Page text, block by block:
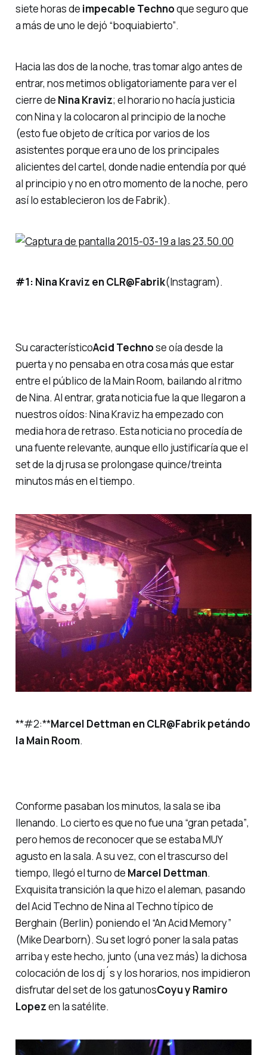
siete horas de impecable Technoque seguro que
a más de uno le dejó “boquiabierto”.
Hacia las dos de la noche, tras tomar algo antes de
entrar, nos metimos obligatoriamente para ver el
cierre de Nina Kraviz; el horario no hacía justicia
con Nina y la colocaron al principio de la noche
(esto fue objeto de crítica por varios de los
asistentes porque era uno de los principales
alicientes del cartel, donde nadie entendía por qué
al principio y no en otro momento de la noche, pero
así lo establecieron los de Fabrik).
#1: Nina Kraviz en CLR@Fabrik(Instagram).
Su característicoAcid Technose oía desde la
puerta y no pensaba en otra cosa más que estar
entre el público de laMain Room, bailando al ritmo
de Nina. Al entrar, grata noticia fue la que llegaron a
nuestros oídos: Nina Kraviz ha empezado con
media hora de retraso. Esta noticia no procedía de
una fuente relevante, aunque ello justificaría que el
set de la dj rusa se prolongase quince/treinta
minutos más en el tiempo.
**#2:**Marcel Dettman en CLR@Fabrik petándo
la Main Room.
Conforme pasaban los minutos, la sala se iba
llenando. Lo cierto es que no fue una “gran petada”,
pero hemos de reconocer que se estaba MUY
agusto en la sala. A su vez, con el trascurso del
tiempo, llegó el turno de Marcel Dettman.
Exquisita transición la que hizo el aleman, pasando
del Acid Techno de Nina al Techno típico de
Berghain (Berlin) poniendo el “An Acid Memory”
(Mike Dearborn). Su set logró poner la sala patas
arriba y este hecho, junto (una vez más) la dichosa
colocación de los dj´s y los horarios, nos impidieron
disfrutar del set de losgatunosCoyu y Ramiro
Lopezen la satélite.